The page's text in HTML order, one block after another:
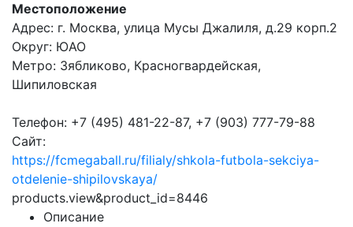
Местоположение
Адрес: г. Москва, улица Мусы Джалиля, д.29 корп.2
Округ: ЮАО
Метро: Зябликово, Красногвардейская,
Шипиловская
Телефон: +7 (495) 481-22-87, +7 (903) 777-79-88
Сайт:
https://fcmegaball.ru/filialy/shkola-futbola-sekciya-
otdelenie-shipilovskaya/
products.view&product_id=8446
Описание